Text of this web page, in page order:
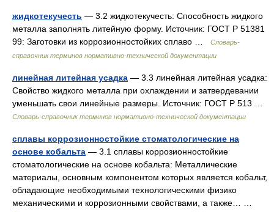
жидкотекучесть — 3.2 жидкотекучесть: Способность жидкого
металла заполнять литейную форму. Источник: ГОСТ Р 51381
99: Заготовки из коррозионностойких сплаво …
Словарь-
справочник терминов нормативно-технической документации
линейная литейная усадка — 3.3 линейная литейная усадка:
Свойство жидкого металла при охлаждении и затвердевании
уменьшать свои линейные размеры. Источник: ГОСТ Р 513 …
Словарь-справочник терминов нормативно-технической документации
сплавы коррозионностойкие стоматологические на
основе кобальта — 3.1 сплавы коррозионностойкие
стоматологические на основе кобальта: Металлические
материалы, основным компонентом которых является кобальт,
обладающие необходимыми технологическими физико
механическими и коррозионными свойствами, а также… …